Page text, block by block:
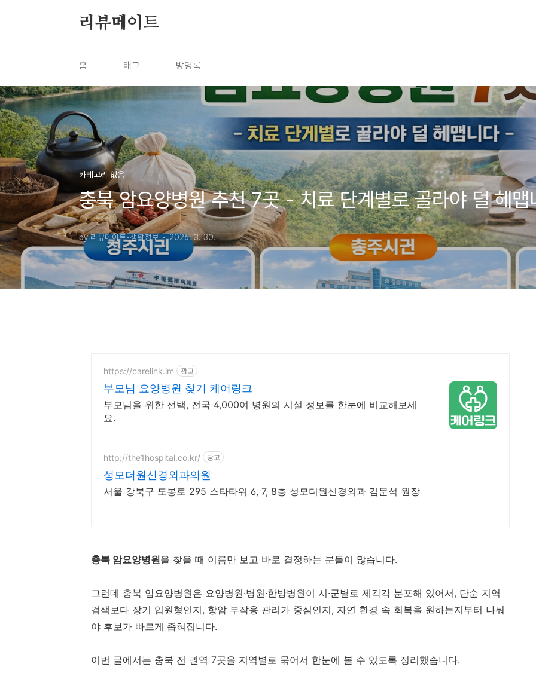
리뷰메이트
홈 태그 방명록
카테고리 없음
충북 암요양병원 추천 7곳 - 치료 단계별로 골라야 덜 헤맵
by 리뷰메이트-생활정보 2026. 3. 30.
https://carelink.im 광고
부모님 요양병원 찾기 케어링크
부모님을 위한 선택, 전국 4,000여 병원의 시설 정보를 한눈에 비교해보세
요.
http://the1hospital.co.kr/ 광고
성모더원신경외과의원
서울 강북구 도봉로 295 스타타워 6, 7, 8층 성모더원신경외과 김문석 원장
충북 암요양병원을 찾을 때 이름만 보고 바로 결정하는 분들이 많습니다.
그런데 충북 암요양병원은 요양병원·병원·한방병원이 시·군별로 제각각 분포해 있어서, 단순 지역
검색보다 장기 입원형인지, 항암 부작용 관리가 중심인지, 자연 환경 속 회복을 원하는지부터 나눠
야 후보가 빠르게 좁혀집니다.
이번 글에서는 충북 전 권역 7곳을 지역별로 묶어서 한눈에 볼 수 있도록 정리했습니다.